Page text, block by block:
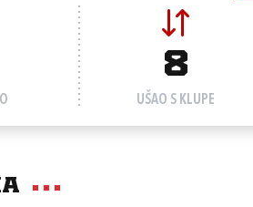
8
UŠAO S KLUPE